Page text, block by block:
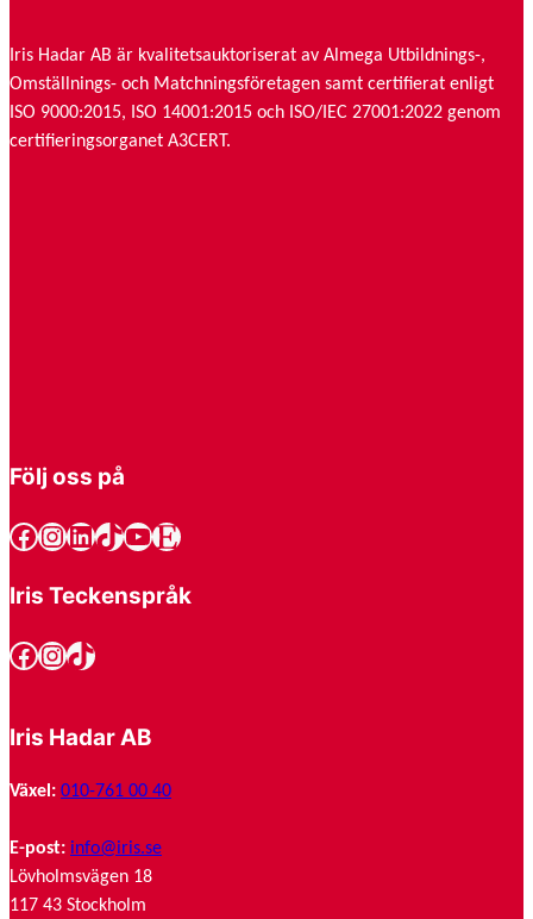
Iris Hadar AB är kvalitetsauktoriserat av Almega Utbildnings-,
Omställnings- och Matchningsföretagen samt certifierat enligt
ISO 9000:2015, ISO 14001:2015 och ISO/IEC 27001:2022 genom
certifieringsorganet A3CERT.
Följ oss på
Facebook Instagram LinkedIn TikTok YouTube Etsy
Iris Teckenspråk
Facebook Instagram TikTok
Iris Hadar AB
Växel: 010-761 00 40
E-post: info@iris.se
Lövholmsvägen 18
117 43 Stockholm